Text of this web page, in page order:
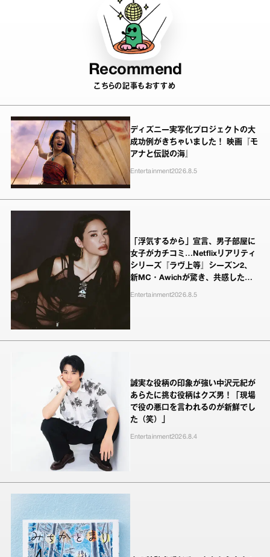
Recommend
こちらの記事もおすすめ
ディズニー実写化プロジェクトの大
成功例がきちゃいました！ 映画『モ
アナと伝説の海』
Entertainment2026.8.5
「浮気するから」宣言、男子部屋に
女子がカチコミ…Netflixリアリティ
シリーズ『ラヴ上等』シーズン2、
新MC・Awichが驚き、共感したヤ
Entertainment2026.8.5
誠実な役柄の印象が強い中沢元紀が
あらたに挑む役柄はクズ男！「現場
で役の悪口を言われるのが新鮮でし
た（笑）」
Entertainment2026.8.4